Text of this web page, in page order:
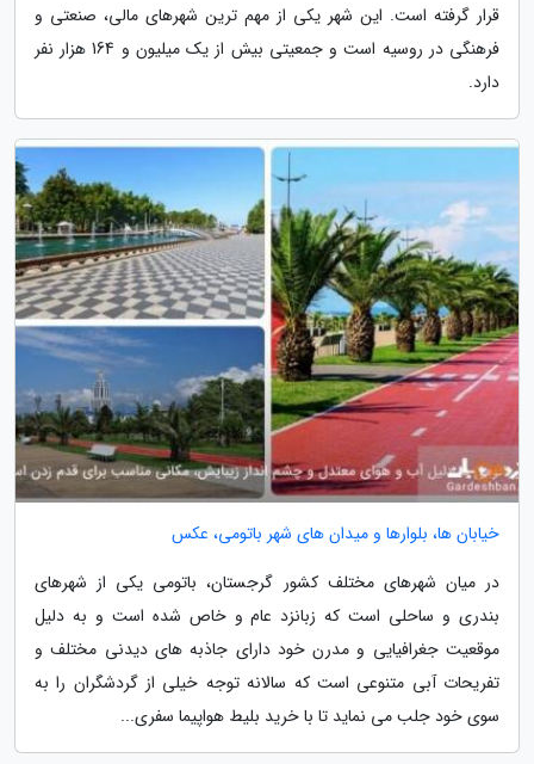
قرار گرفته است. این شهر یکی از مهم ترین شهرهای مالی، صنعتی و
فرهنگی در روسیه است و جمعیتی بیش از یک میلیون و 164 هزار نفر
دارد.
خیابان ها، بلوارها و میدان های شهر باتومی، عکس
در میان شهرهای مختلف کشور گرجستان، باتومی یکی از شهرهای
بندری و ساحلی است که زبانزد عام و خاص شده است و به دلیل
موقعیت جغرافیایی و مدرن خود دارای جاذبه های دیدنی مختلف و
تفریحات آبی متنوعی است که سالانه توجه خیلی از گردشگران را به
سوی خود جلب می نماید تا با خرید بلیط هواپیما سفری...